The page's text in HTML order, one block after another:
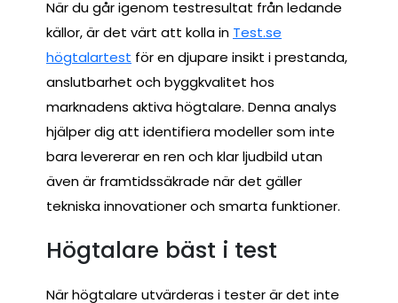
När du går igenom testresultat från ledande
källor, är det värt att kolla in Test.se
högtalartest för en djupare insikt i prestanda,
anslutbarhet och byggkvalitet hos
marknadens aktiva högtalare. Denna analys
hjälper dig att identifiera modeller som inte
bara levererar en ren och klar ljudbild utan
även är framtidssäkrade när det gäller
tekniska innovationer och smarta funktioner.
Högtalare bäst i test
När högtalare utvärderas i tester är det inte